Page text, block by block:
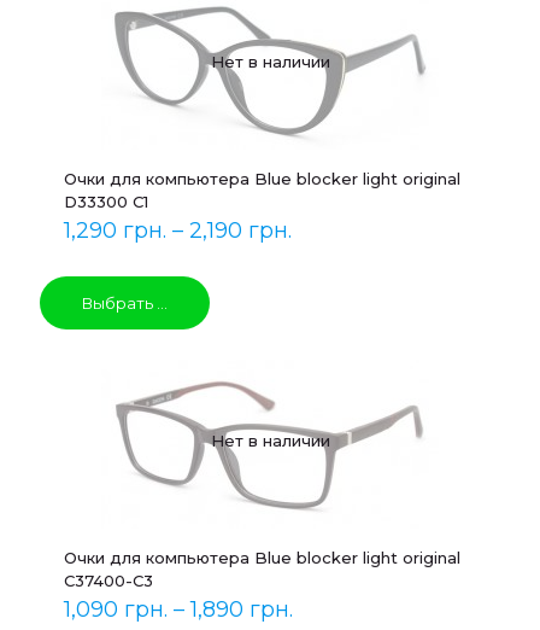
Нет в наличии
Очки для компьютера Blue blocker light original
D33300 C1
1,290 грн. – 2,190 грн.
Выбрать ...
Нет в наличии
Очки для компьютера Blue blocker light original
C37400-C3
1,090 грн. –1,890 грн.